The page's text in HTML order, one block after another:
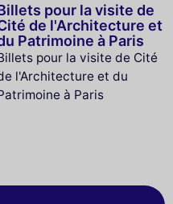
pour la visite de
de l'Architecture et
Patrimoine à Paris
pour la visite de Cité
l'Architecture et du
à Paris